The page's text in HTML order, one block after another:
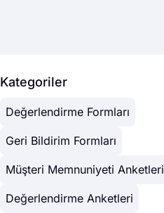
Kategoriler
Değerlendirme Formları
Geri Bildirim Formları
Müşteri Memnuniyeti Anketleri
Değerlendirme Anketleri